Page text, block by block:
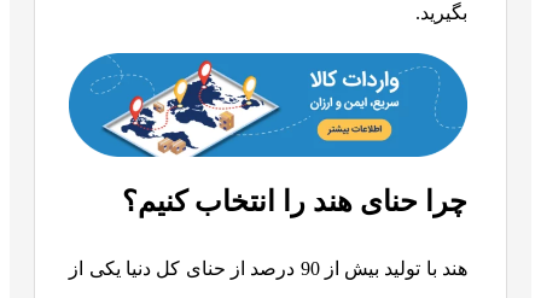
بگیرید.
چرا حنای هند را انتخاب کنیم؟
هند با تولید بیش از 90 درصد از حنای کل دنیا یکی از